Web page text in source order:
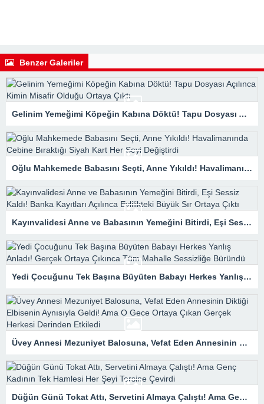
Benzer Galeriler
Gelinim Yemeğimi Köpeğin Kabına Döktü! Tapu Dosyası Açılınca Kimin Misafir Olduğu Ortaya Çıktı
Oğlu Mahkemede Babasını Seçti, Anne Yıkıldı! Havalimanında Cebine Bıraktığı Siyah Kart Her Şeyi Değiştirdi
Kayınvalidesi Anne ve Babasının Yemeğini Bitirdi, Eşi Sessiz Kaldı! Banka Kayıtları Açılınca Evlilikteki Büyük Sır Ortaya Çıktı
Yedi Çocuğunu Tek Başına Büyüten Babayı Herkes Yanlış Anladı! Gerçek Ortaya Çıkınca Tüm Mahalle Sessizliğe Büründü
Üvey Annesi Mezuniyet Balosuna, Vefat Eden Annesinin Diktiği Elbisenin Aynısıyla Geldi! Ama O Gece Ortaya Çıkan Gerçek Herkesi Derinden Etkiledi
Düğün Günü Tokat Attı, Servetini Almaya Çalıştı! Ama Genç Kadının Tek Hamlesi Her Şeyi Tersine Çevirdi